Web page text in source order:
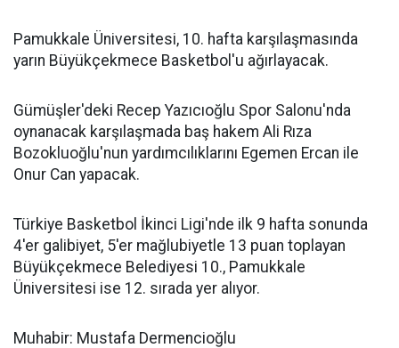
Pamukkale Üniversitesi, 10. hafta karşılaşmasında
yarın Büyükçekmece Basketbol'u ağırlayacak.
Gümüşler'deki Recep Yazıcıoğlu Spor Salonu'nda
oynanacak karşılaşmada baş hakem Ali Rıza
Bozokluoğlu'nun yardımcılıklarını Egemen Ercan ile
Onur Can yapacak.
Türkiye Basketbol İkinci Ligi'nde ilk 9 hafta sonunda
4'er galibiyet, 5'er mağlubiyetle 13 puan toplayan
Büyükçekmece Belediyesi 10., Pamukkale
Üniversitesi ise 12. sırada yer alıyor.
Muhabir: Mustafa Dermencioğlu